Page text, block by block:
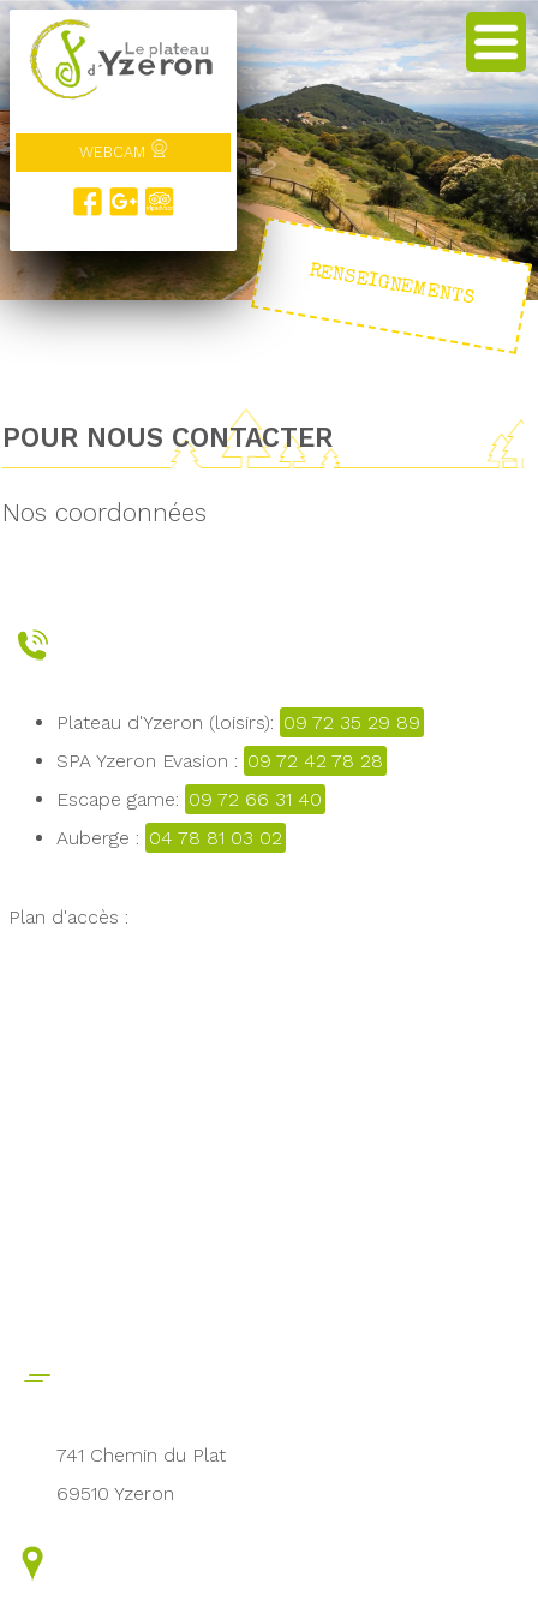
WEBCAM
RENSEIGNEMENTS
POUR NOUS CONTACTER
Nos coordonnées
Plateau d'Yzeron (loisirs): 09 72 35 29 89
SPA Yzeron Evasion : 09 72 42 78 28
Escape game: 09 72 66 31 40
Auberge : 04 78 81 03 02
Plan d'accès :
741 Chemin du Plat
69510 Yzeron